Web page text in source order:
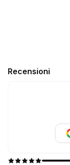
Recensioni